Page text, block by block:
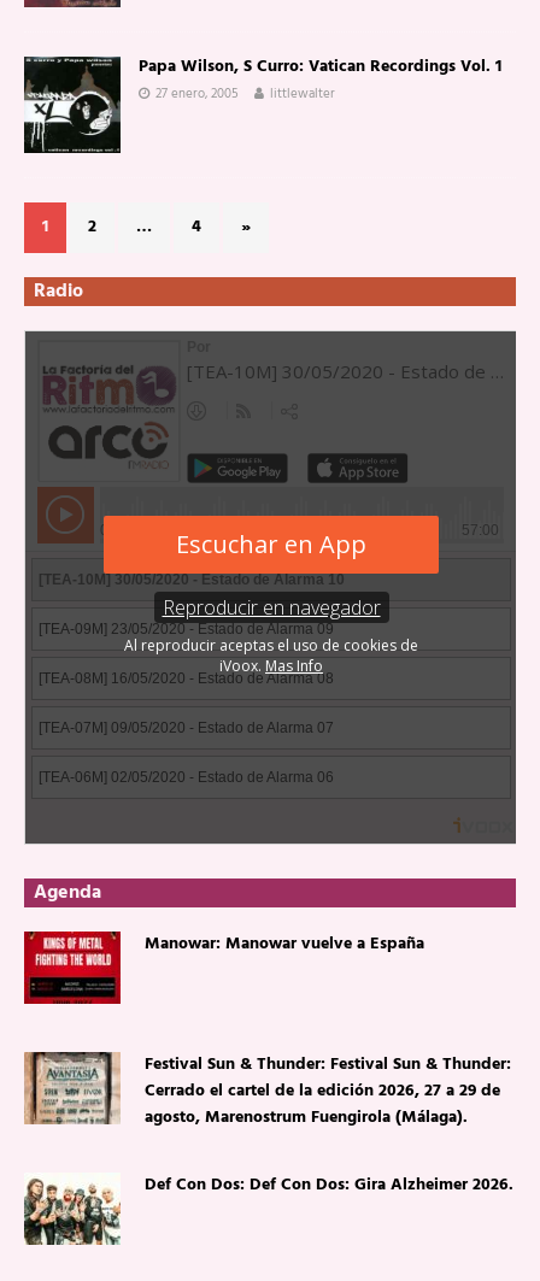
Papa Wilson, S Curro: Vatican Recordings Vol. 1
27 enero, 2005 littlewalter
1 2 … 4 »
Radio
Agenda
Manowar: Manowar vuelve a España
Festival Sun & Thunder: Festival Sun & Thunder:
Cerrado el cartel de la edición 2026, 27 a 29 de
agosto, Marenostrum Fuengirola (Málaga).
Def Con Dos: Def Con Dos: Gira Alzheimer 2026.